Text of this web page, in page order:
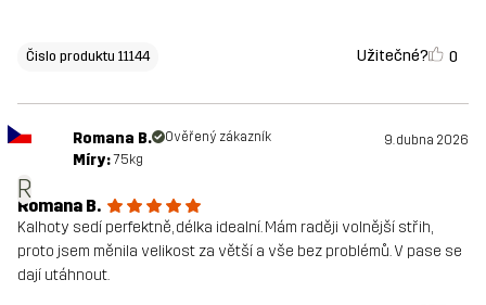
Čislo produktu 11144 Užitečné? 0
R
Romana B. Ověřený zákazník 9. dubna 2026
Míry: 75kg
Romana B.
Kalhoty sedí perfektně, délka idealní. Mám raději volnější střih,
proto jsem měnila velikost za větší a vše bez problémů. V pase se
dají utáhnout.